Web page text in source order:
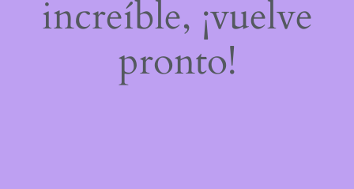
increíble, ¡vuelve
pronto!